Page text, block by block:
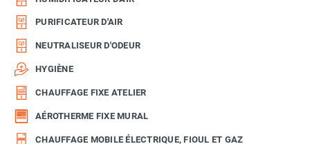
PURIFICATEUR D'AIR
NEUTRALISEUR D'ODEUR
HYGIÈNE
CHAUFFAGE FIXE ATELIER
AÉROTHERME FIXE MURAL
CHAUFFAGE MOBILE ÉLECTRIQUE, FIOUL ET GAZ